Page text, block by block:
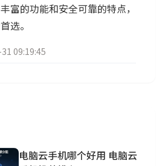
富的功能和安全可靠的特点，
选。
09:19:45
电脑云手机哪个好用 电脑云